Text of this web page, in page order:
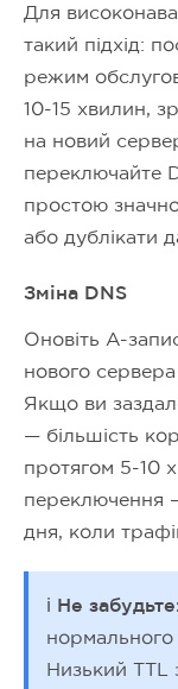
Для
такий підхід:
режим
10-15 хвилин,
на новий
переключайте
простою
або дублікати
Зміна DNS
Оновіть A-
нового
Якщо ви
— більшість
протягом 5-10
переключення
дня, коли
ℹ️ Не
Низький TTL